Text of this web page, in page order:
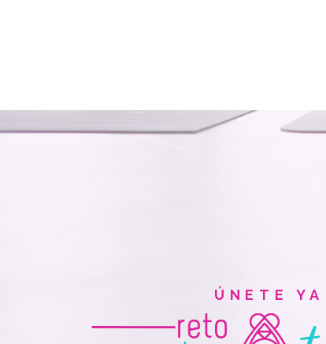
ÚNETE YA